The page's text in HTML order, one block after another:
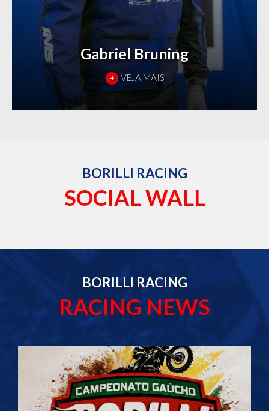
Gabriel Bruning
+ VEJA MAIS
BORILLI RACING
SOCIAL WALL
BORILLI RACING
RACING NEWS